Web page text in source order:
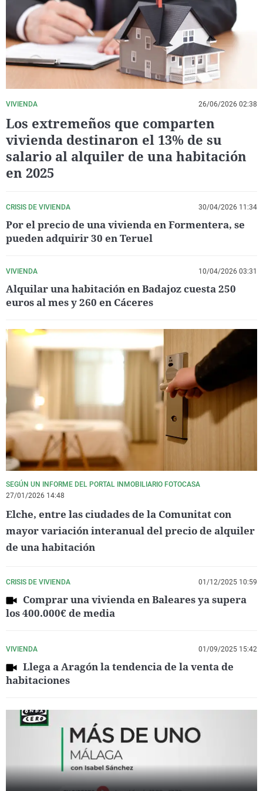
La rosa de los vientos
Gente viajera
Como el perro y el
Caso
Retornados
Equipo de
Operación Viuda
Extremadura
Galicia
La Rioja
Navarra
País Vasco
Virales
Televisión
Elecciones
VIVIENDA 26/06/2026 02:38
Los extremeños que comparten
vivienda destinaron el 13% de su
salario al alquiler de una habitación
en 2025
CRISIS DE VIVIENDA 30/04/2026 11:34
Por el precio de una vivienda en Formentera, se
pueden adquirir 30 en Teruel
VIVIENDA 10/04/2026 03:31
Alquilar una habitación en Badajoz cuesta 250
euros al mes y 260 en Cáceres
SEGÚN UN INFORME DEL PORTAL INMOBILIARIO FOTOCASA
27/01/2026 14:48
Elche, entre las ciudades de la Comunitat con
mayor variación interanual del precio de alquiler
de una habitación
CRISIS DE VIVIENDA 01/12/2025 10:59
Comprar una vivienda en Baleares ya supera
los 400.000€ de media
VIVIENDA 01/09/2025 15:42
Llega a Aragón la tendencia de la venta de
habitaciones